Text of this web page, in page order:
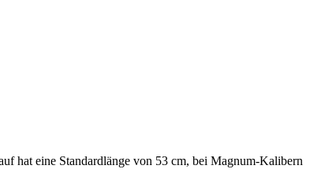
hat eine Standardlänge von 53 cm, bei Magnum-Kalibern